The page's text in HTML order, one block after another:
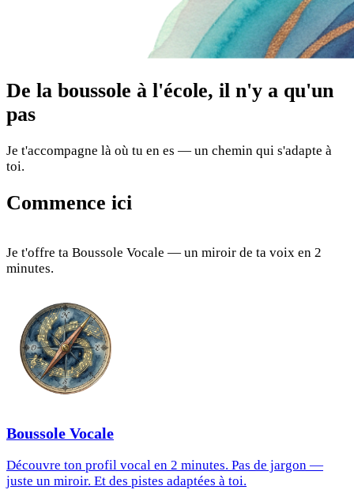
De la boussole à l'école, il n'y a qu'un
pas
Je t'accompagne là où tu en es — un chemin qui s'adapte à
toi.
Commence ici
Je t'offre ta Boussole Vocale — un miroir de ta voix en 2
minutes.
Boussole Vocale
Découvre ton profil vocal en 2 minutes. Pas de jargon —
juste un miroir. Et des pistes adaptées à toi.